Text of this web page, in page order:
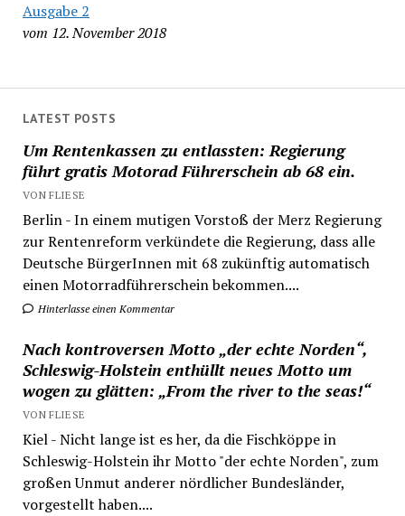
Ausgabe 2
vom 12. November 2018
LATEST POSTS
Um Rentenkassen zu entlassten: Regierung
führt gratis Motorad Führerschein ab 68 ein.
VON FLIESE
Berlin - In einem mutigen Vorstoß der Merz Regierung
zur Rentenreform verkündete die Regierung, dass alle
Deutsche BürgerInnen mit 68 zukünftig automatisch
einen Motorradführerschein bekommen....
Hinterlasse einen Kommentar
Nach kontroversen Motto „der echte Norden“,
Schleswig-Holstein enthüllt neues Motto um
wogen zu glätten: „From the river to the seas!“
VON FLIESE
Kiel - Nicht lange ist es her, da die Fischköppe in
Schleswig-Holstein ihr Motto "der echte Norden", zum
großen Unmut anderer nördlicher Bundesländer,
vorgestellt haben....